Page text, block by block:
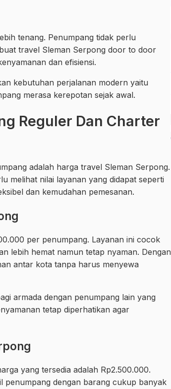
tenang. Penumpang tidak perlu
travel Sleman Serpong door to door
dan efisiensi.
kebutuhan perjalanan modern yaitu
merasa kerepotan sejak awal.
Reguler Dan Charter
adalah harga travel Sleman Serpong.
melihat nilai layanan yang didapat seperti
dan kemudahan pemesanan.
per penumpang. Layanan ini cocok
lebih hemat namun tetap nyaman. Dengan
antar kota tanpa harus menyewa
armada dengan penumpang lain yang
tetap diperhatikan agar
yang tersedia adalah Rp2.500.000.
dengan barang cukup banyak